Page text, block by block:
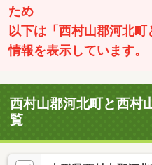
ため
以下は「西村山郡河北
情報を表示しています。
西村山郡河北町と西村
覧